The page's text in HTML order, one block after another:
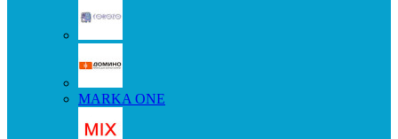
MARKA ONE